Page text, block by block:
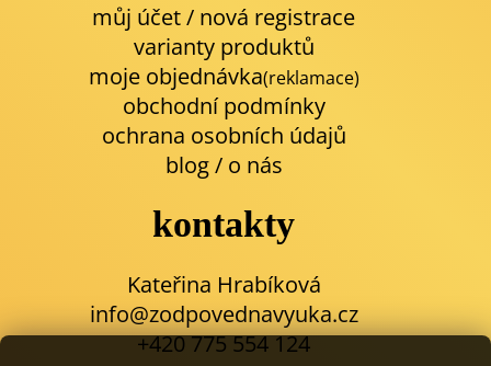
můj účet / nová registrace
varianty produktů
moje objednávka(reklamace)
obchodní podmínky
ochrana osobních údajů
blog/ o nás
kontakty
Kateřina Hrabíková
info@zodpovednavyuka.cz
+420 775 554 124